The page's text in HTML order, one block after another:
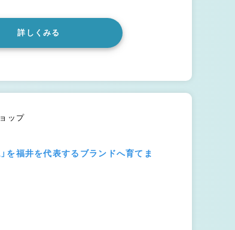
詳しくみる
ップ
を福井を代表するブランドへ育てま